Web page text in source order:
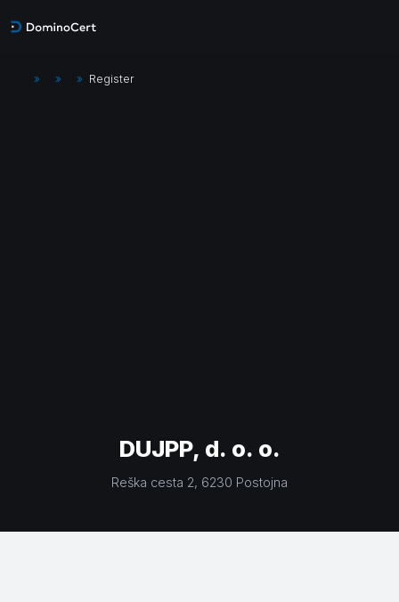
» » » Register
DUJPP, d. o. o.
Reška cesta 2, 6230 Postojna